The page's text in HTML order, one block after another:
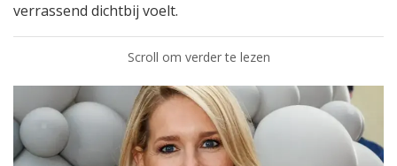
verrassend dichtbij voelt.
Scroll om verder te lezen